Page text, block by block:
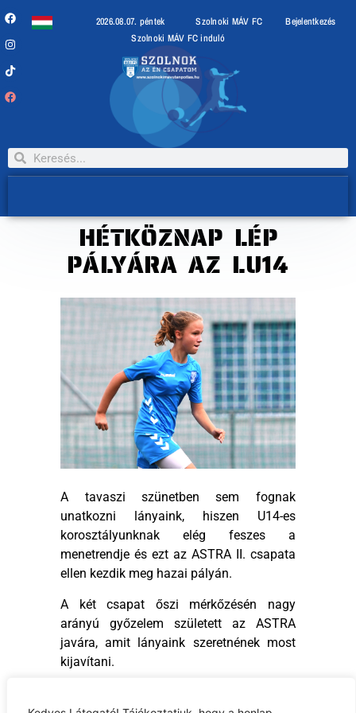
2026.08.07. péntek Szolnoki MÁV FC
Bejelentkezés
Szolnoki MÁV FC induló
HÉTKÖZNAP LÉP
PÁLYÁRA AZ LU14
A tavaszi szünetben sem fognak
unatkozni lányaink, hiszen U14-es
korosztályunknak elég feszes a
menetrendje és ezt az ASTRA II. csapata
ellen kezdik meg hazai pályán.
A két csapat őszi mérkőzésén nagy
arányú győzelem született az ASTRA
javára, amit lányaink szeretnének most
kijavítani.